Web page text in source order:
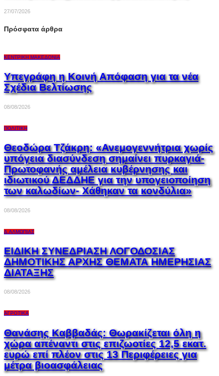
27/07/2026
Πρόσφατα άρθρα
ΚΕΝΤΡΙΚΉ ΜΑΚΕΔΟΝΊΑ
Υπεγράφη η Κοινή Απόφαση για τα νέα
Σχέδια Βελτίωσης
08/08/2026
ΠΟΛΙΤΙΚΉ
Θεοδώρα Τζάκρη: «Ανεμογεννήτρια χωρίς
υπόγεια διασύνδεση σημαίνει πυρκαγιά-
Πρωτοφανής αμέλεια κυβέρνησης και
ιδιωτικού ΔΕΔΔΗΕ για την υπογειοποίηση
των καλωδίων- Χάθηκαν τα κονδύλια»
08/08/2026
Δ.ΑΛΜΩΠΊΑΣ
ΕΙΔΙΚΗ ΣΥΝΕΔΡΙΑΣΗ ΛΟΓΟΔΟΣΙΑΣ
ΔΗΜΟΤΙΚΗΣ ΑΡΧΗΣ ΘΕΜΑΤΑ ΗΜΕΡΗΣΙΑΣ
ΔΙΑΤΑΞΗΣ
08/08/2026
ΑΓΡΟΤΙΚΆ
Θανάσης Καββαδάς: Θωρακίζεται όλη η
χώρα απέναντι στις επιζωοτίες 12,5 εκατ.
ευρώ επί πλέον στις 13 Περιφέρειες για
μέτρα βιοασφάλειας